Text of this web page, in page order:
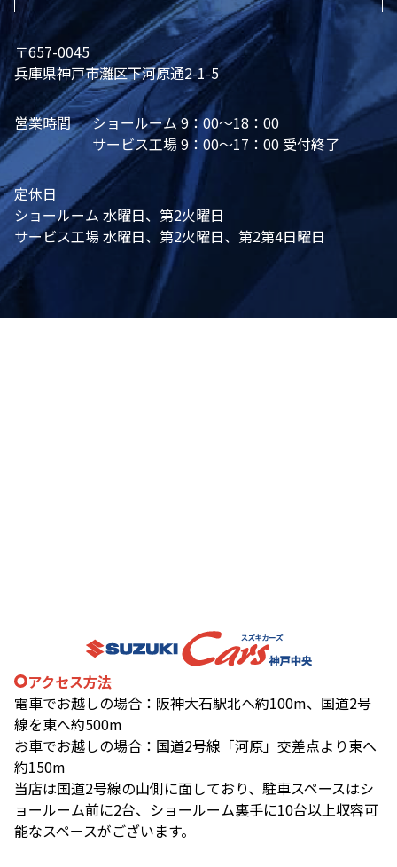
〒657-0045
兵庫県神戸市灘区下河原通2-1-5
営業時間
ショールーム 9：00～18：00
サービス工場 9：00～17：00 受付終了
定休日
ショールーム 水曜日、第2火曜日
サービス工場 水曜日、第2火曜日、第2第4日曜日
アクセス方法
電車でお越しの場合：阪神大石駅北へ約100m、国道2号
線を東へ約500m
お車でお越しの場合：国道2号線「河原」交差点より東へ
約150m
当店は国道2号線の山側に面しており、駐車スペースはシ
ョールーム前に2台、ショールーム裏手に10台以上収容可
能なスペースがございます。